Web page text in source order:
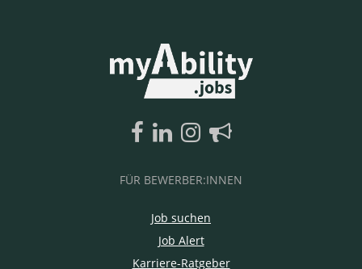
FÜR BEWERBER:INNEN
Job suchen
Job Alert
Karriere-Ratgeber